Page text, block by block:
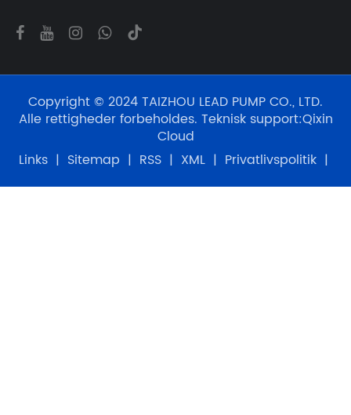
Copyright © 2024 TAIZHOU LEAD PUMP CO., LTD.
Alle rettigheder forbeholdes. Teknisk support:Qixin
Cloud
Links | Sitemap | RSS | XML | Privatlivspolitik |